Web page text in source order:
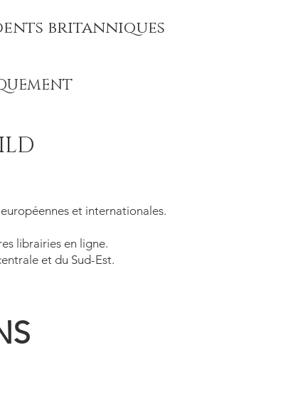
britanniques
et internationales.
librairies en ligne.
et du Sud-Est.